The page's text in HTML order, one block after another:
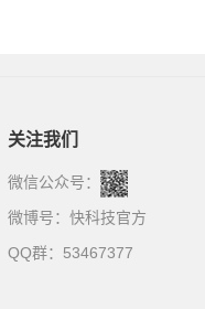
关注我们
微信公众号：
微博号： 快科技官方
QQ群：53467377